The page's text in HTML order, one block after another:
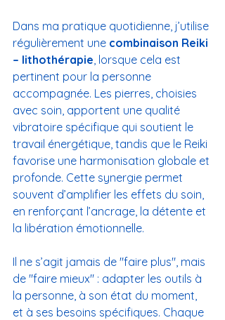
Dans ma pratique quotidienne, j’utilise
régulièrement une combinaison Reiki
– lithothérapie , lorsque cela est
pertinent pour la personne
accompagnée. Les pierres, choisies
avec soin, apportent une qualité
vibratoire spécifique qui soutient le
travail énergétique, tandis que le Reiki
favorise une harmonisation globale et
profonde. Cette synergie permet
souvent d’amplifier les effets du soin,
en renforçant l’ancrage, la détente et
la libération émotionnelle.
Il ne s’agit jamais de "faire plus", mais
de "faire mieux" : adapter les outils à
la personne, à son état du moment,
et à ses besoins spécifiques. Chaque